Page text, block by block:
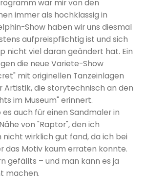
war mir von den
immer als hochklassig in
Show haben wir uns diesmal
aufpreispflichtig ist und sich
nicht viel daran geändert hat. Ein
die neue Variete-Show
mit originellen Tanzeinlagen
Artistik, die storytechnisch an den
im Museum" erinnert.
auch für einen Sandmaler in
von "Raptor", den ich
wirklich gut fand, da ich bei
das Motiv kaum erraten konnte.
gefällts – und man kann es ja
machen.